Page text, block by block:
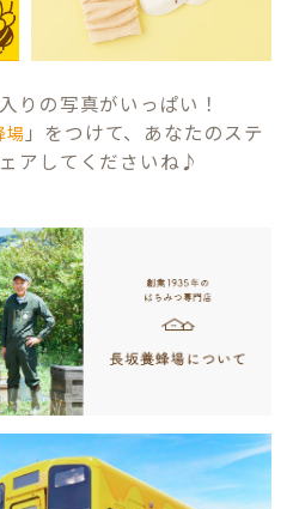
りの写真がいっぱい！
場 」をつけて、あなたのステ
アしてくださいね♪